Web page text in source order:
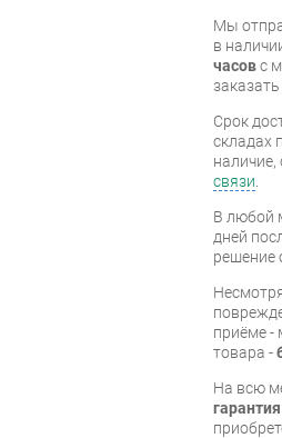
Мы
в
часовс
Срок
складах
связи
В любой
дней
решение
приёме -
товара -
На всю